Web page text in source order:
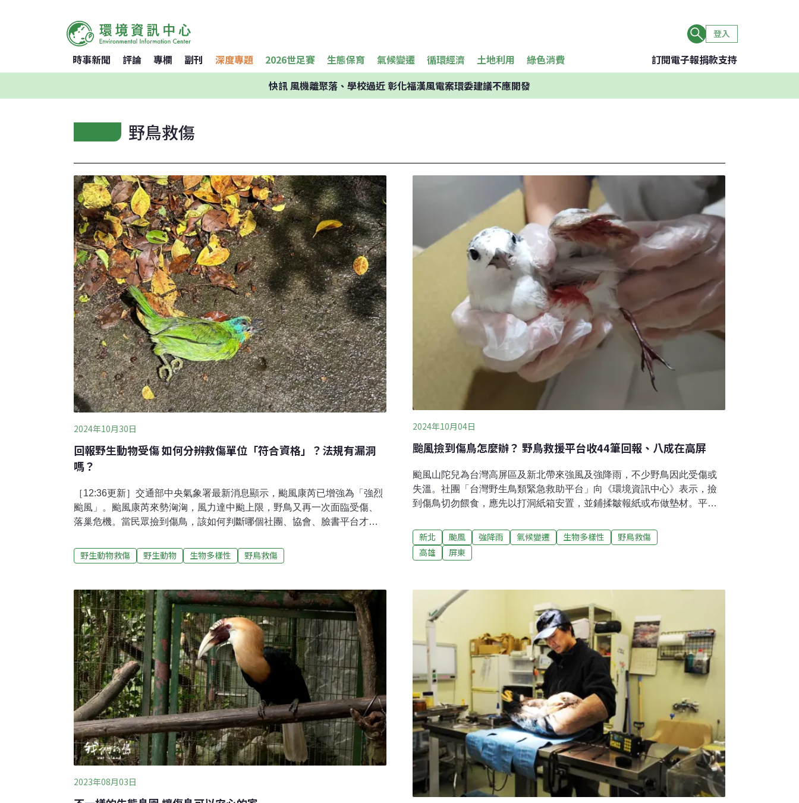
登入
時事新聞 評論 專欄 副刊 深度專題 2026世足賽 生態保育 氣候變遷 循環經濟 土地利用 綠色消費 訂閱電子報捐款支持
快訊風機離聚落、學校過近 彰化福漢風電案環委建議不應開發
野鳥救傷
2024年10月30日
回報野生動物受傷 如何分辨救傷單位「符合資格」？法規有漏洞
嗎？
［12:36更新］交通部中央氣象署最新消息顯示，颱風康芮已增強為「強烈
颱風」。颱風康芮來勢洶洶，風力達中颱上限，野鳥又再一次面臨受傷、
落巢危機。當民眾撿到傷鳥，該如何判斷哪個社團、協會、臉書平台才是
生動物？關於野生動物救傷的法規有漏洞嗎？《環境資訊中心》詢問台灣
野生動物救傷與保育學會，爬梳野生動物救傷背景及五大問題，為讀者解
轄市通常由動保處或農業局負責，非直轄市則由縣政府的保育相關科室負
責，例如林務保育科、森林保育科。每個縣市負責的機關和編制或不同，
且行政量能不一，因此各縣市府也會委託不同的單位執行野生動物救傷業
務，譬如桃園市委託桃園市野鳥學會、台北市委託台北市野鳥學會及猛禽
研究會。也有縣市的量能不足，只能委託外縣市單位，譬如雲林縣府會後
送至南投縣的生物多樣性研
野生動物救傷 野生動物 生物多樣性 野鳥救傷
2024年10月04日
颱風撿到傷鳥怎麼辦？ 野鳥救援平台收44筆回報、八成在高屏
颱風山陀兒為台灣高屏區及新北帶來強風及強降雨，不少野鳥因此受傷或
失溫。社團「台灣野生鳥類緊急救助平台」向《環境資訊中心》表示，撿
到傷鳥切勿餵食，應先以打洞紙箱安置，並鋪揉皺報紙或布做墊材。平台
較容易因颱風氣旋被捲入台灣內陸，而正在遷徙的燕鷗也有受到這次颱風
影響。傷鳥翅膀骨折、淋雨失溫截止4日下午1時，台灣野生鳥類緊急救助
平台收到44筆傷鳥通報，當中29筆在高雄，逾7筆在屏東，新北也有3筆，
也有12筆，鷺科有7筆。其他鳥種包括夜鷹、斑文鳥、燕子、黑冠麻鷺等，
以及外來種白喉文鳥。預計未來1~2日還會湧入更多因颱風登陸的傷鳥。
新北 颱風 強降雨 氣候變遷 生物多樣性
野鳥救傷
高雄
屏東
2023年08月03日